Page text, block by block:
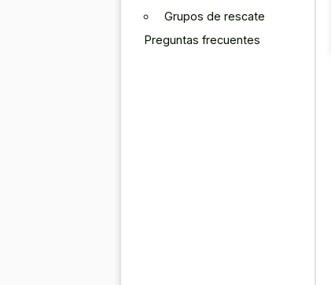
Grupos de rescate
Preguntas frecuentes